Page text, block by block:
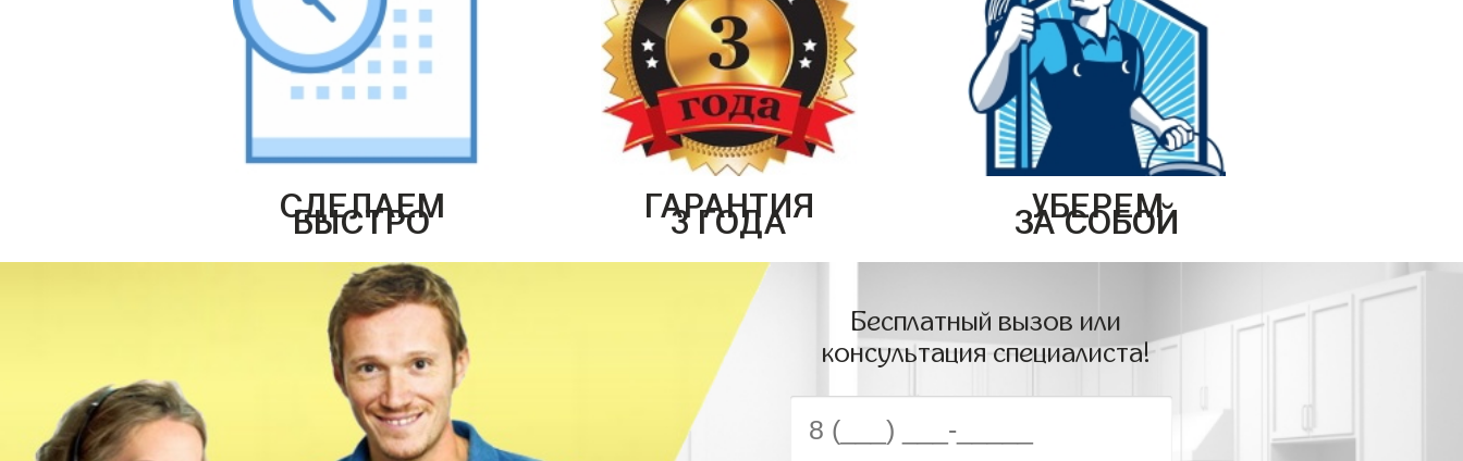
СДЕЛАЕМ
БЫСТРО ГАРАНТИЯ
3 ГОДА УБЕРЕМ
ЗА СОБОЙ
Бесплатный вызов или
консультация специалиста!